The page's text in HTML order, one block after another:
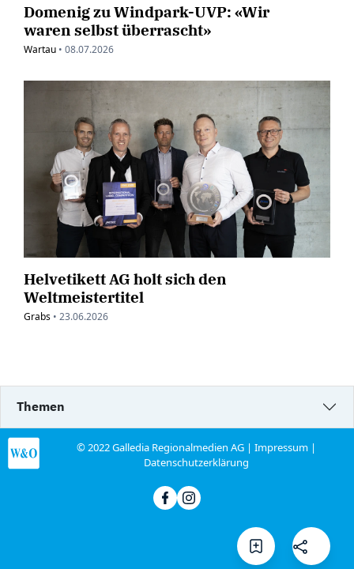
Domenig zu Windpark-UVP: «Wir
waren selbst überrascht»
Wartau • 08.07.2026
Helvetikett AG holt sich den
Weltmeistertitel
Grabs • 23.06.2026
Themen
© 2022 Galledia Regionalmedien AG |Impressum |
Datenschutzerklärung